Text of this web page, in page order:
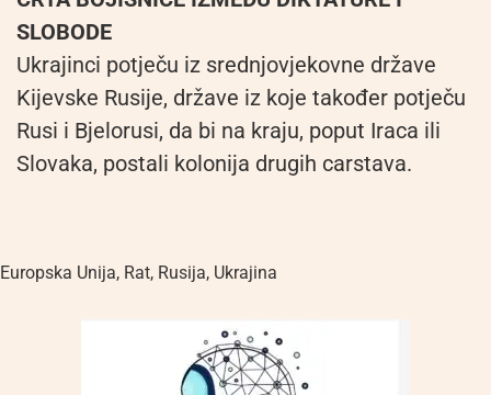
SLOBODE
Ukrajinci potječu iz srednjovjekovne države
Kijevske Rusije, države iz koje također potječu
Rusi i Bjelorusi, da bi na kraju, poput Iraca ili
Slovaka, postali kolonija drugih carstava.
Europska Unija, Rat, Rusija, Ukrajina